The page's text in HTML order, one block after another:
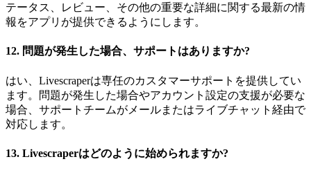
テータス、レビュー、その他の重要な詳細に関する最新の情
報をアプリが提供できるようにします。
12. 問題が発生した場合、サポートはありますか?
はい、Livescraperは専任のカスタマーサポートを提供してい
ます。問題が発生した場合やアカウント設定の支援が必要な
場合、サポートチームがメールまたはライブチャット経由で
対応します。
13. Livescraperはどのように始められますか?